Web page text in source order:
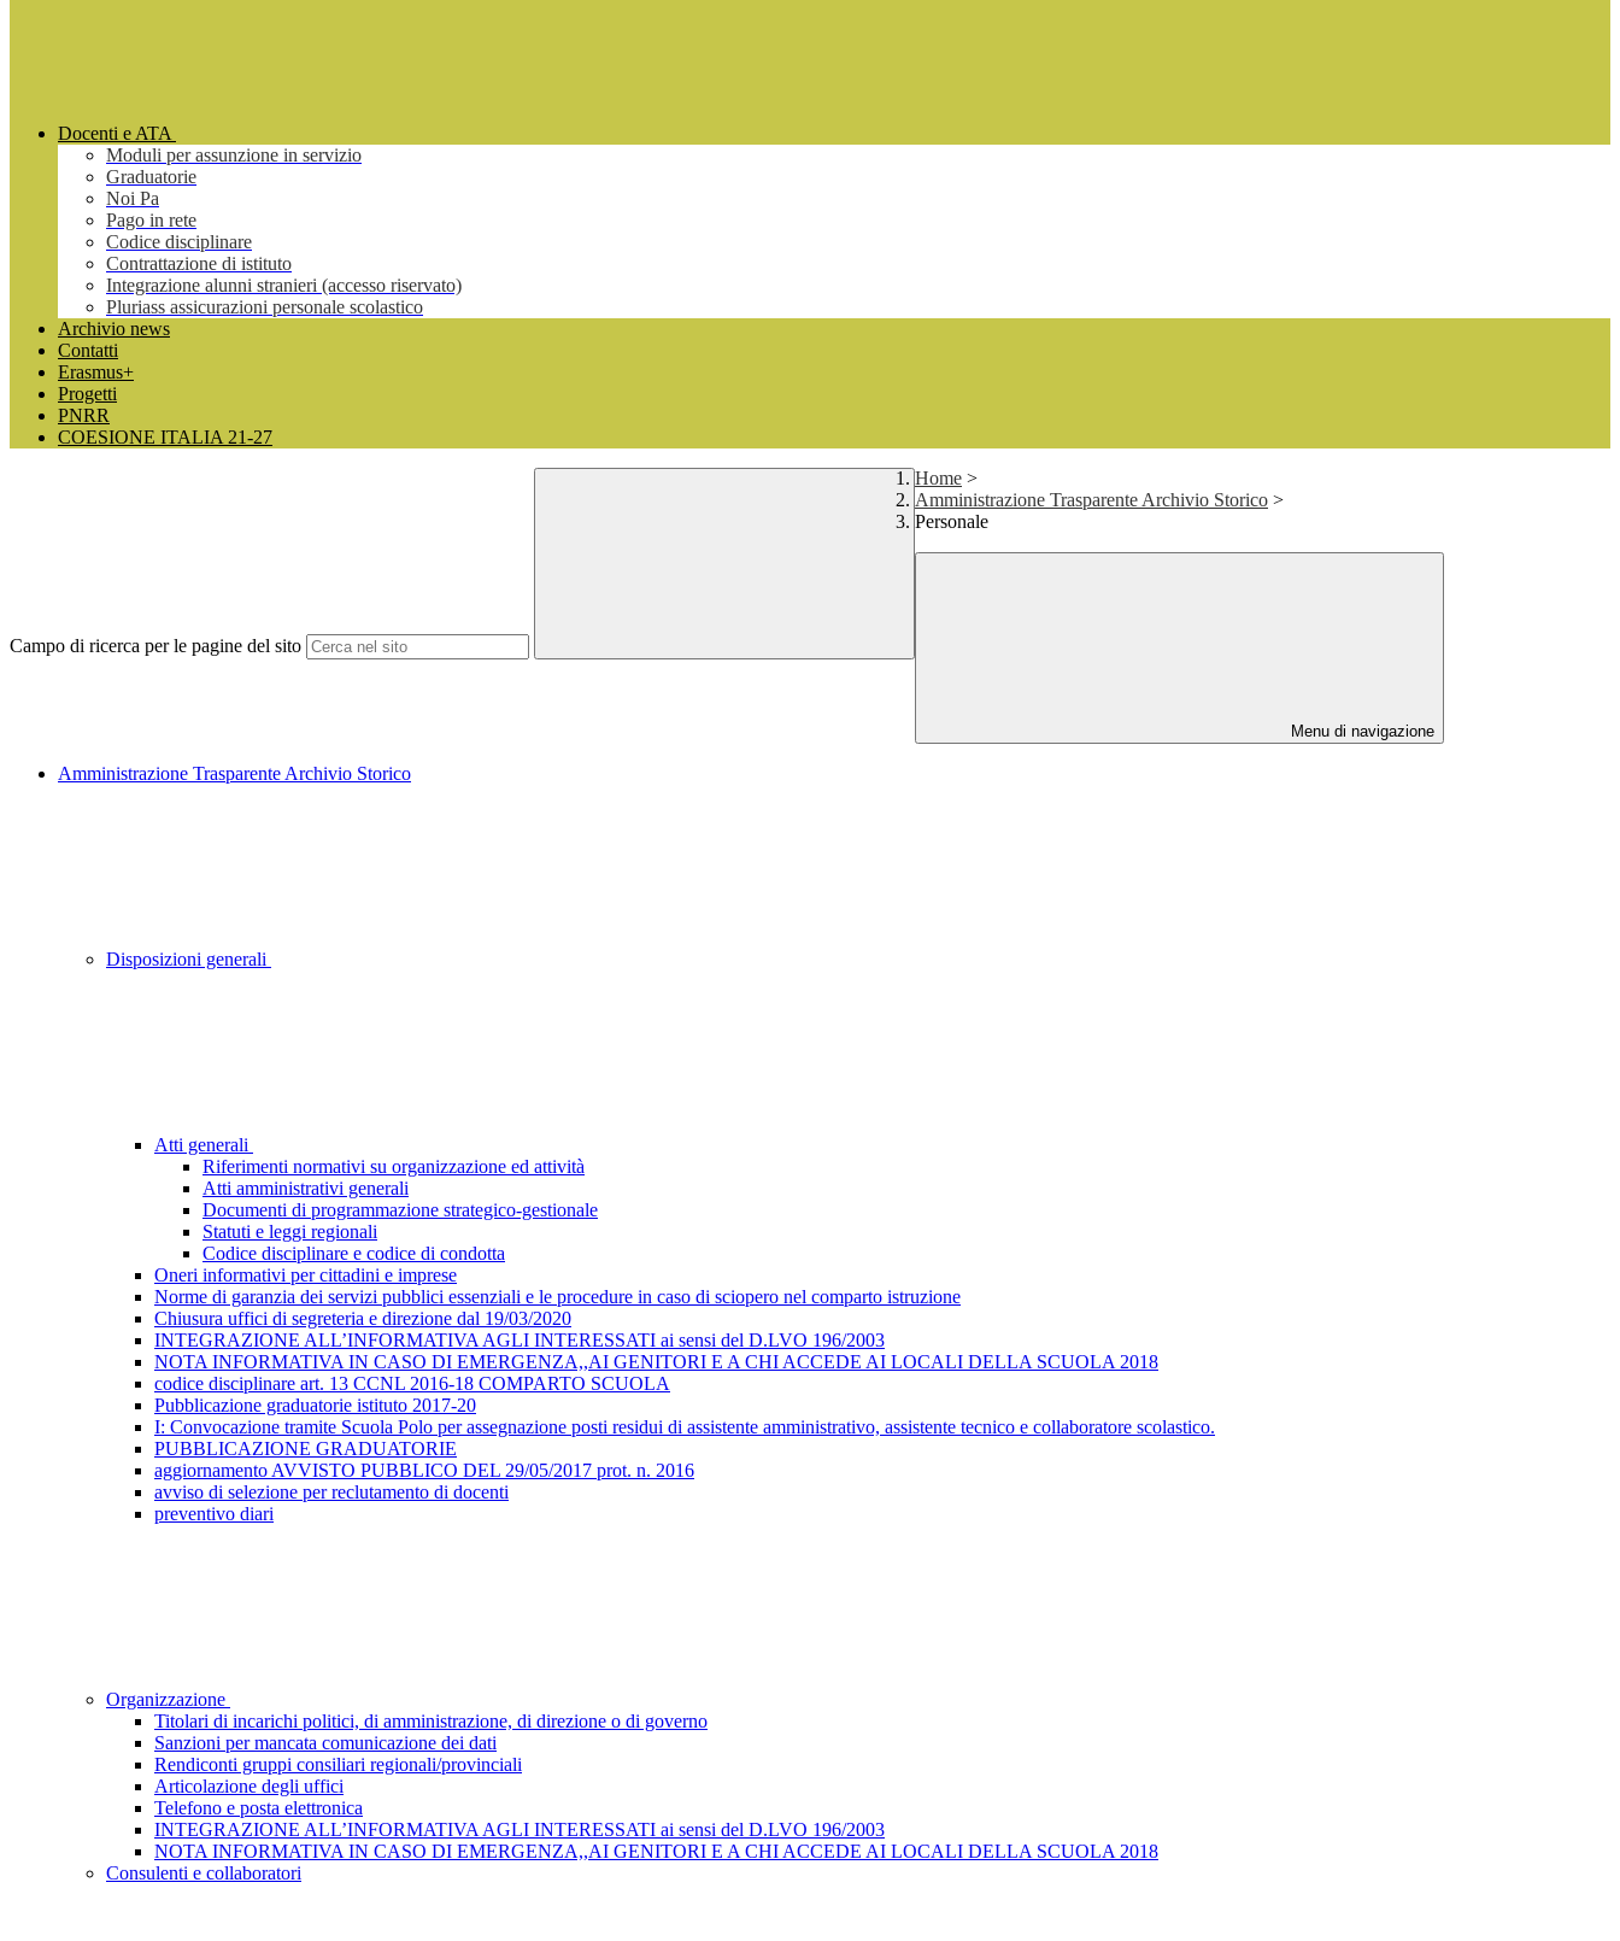
Docenti e ATA
Moduli per assunzione in servizio
Graduatorie
Noi Pa
Pago in rete
Codice disciplinare
Contrattazione di istituto
Integrazione alunni stranieri (accesso riservato)
Pluriass assicurazioni personale scolastico
Archivio news
Contatti
Erasmus+
Progetti
PNRR
COESIONE ITALIA 21-27
Campo di ricerca per le pagine del sito
Home >
Amministrazione Trasparente Archivio Storico >
Personale
Menu di navigazione
Amministrazione Trasparente Archivio Storico
Disposizioni generali
Atti generali
Riferimenti normativi su organizzazione ed attività
Atti amministrativi generali
Documenti di programmazione strategico-gestionale
Statuti e leggi regionali
Codice disciplinare e codice di condotta
Oneri informativi per cittadini e imprese
Norme di garanzia dei servizi pubblici essenziali e le procedure in caso di sciopero nel comparto istruzione
Chiusura uffici di segreteria e direzione dal 19/03/2020
INTEGRAZIONE ALL’INFORMATIVA AGLI INTERESSATI ai sensi del D.LVO 196/2003
NOTA INFORMATIVA IN CASO DI EMERGENZA,,AI GENITORI E A CHI ACCEDE AI LOCALI DELLA SCUOLA 2018
codice disciplinare art. 13 CCNL 2016-18 COMPARTO SCUOLA
Pubblicazione graduatorie istituto 2017-20
I: Convocazione tramite Scuola Polo per assegnazione posti residui di assistente amministrativo, assistente tecnico e collaboratore scolastico.
PUBBLICAZIONE GRADUATORIE
aggiornamento AVVISTO PUBBLICO DEL 29/05/2017 prot. n. 2016
avviso di selezione per reclutamento di docenti
preventivo diari
Organizzazione
Titolari di incarichi politici, di amministrazione, di direzione o di governo
Sanzioni per mancata comunicazione dei dati
Rendiconti gruppi consiliari regionali/provinciali
Articolazione degli uffici
Telefono e posta elettronica
INTEGRAZIONE ALL’INFORMATIVA AGLI INTERESSATI ai sensi del D.LVO 196/2003
NOTA INFORMATIVA IN CASO DI EMERGENZA,,AI GENITORI E A CHI ACCEDE AI LOCALI DELLA SCUOLA 2018
Consulenti e collaboratori